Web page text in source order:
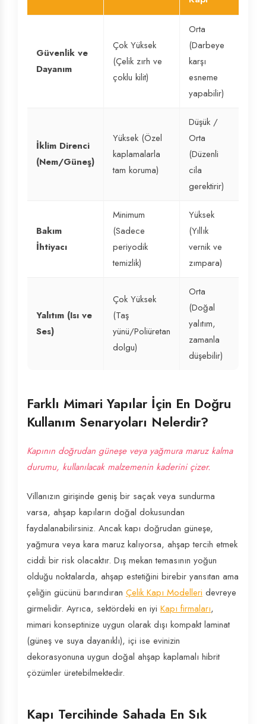
Güvenlik ve
Dayanım
Çok Yüksek
(Çelik zırh ve
çoklu kilit)
Orta
(Darbeye
karşı
esneme
yapabilir)
İklim Direnci
(Nem/Güneş)
Yüksek (Özel
kaplamalarla
tam koruma)
Düşük /
Orta
(Düzenli
cila
gerektirir)
Bakım
İhtiyacı
Minimum
(Sadece
periyodik
temizlik)
Yüksek
(Yıllık
vernik ve
zımpara)
Yalıtım (Isı ve
Ses)
Çok Yüksek
(Taş
yünü/Poliüretan
dolgu)
Orta
(Doğal
yalıtım,
zamanla
düşebilir)
Farklı Mimari Yapılar İçin En Doğru
Kullanım Senaryoları Nelerdir?
Kapının doğrudan güneşe veya yağmura maruz kalma
durumu, kullanılacak malzemenin kaderini çizer.
Villanızın girişinde geniş bir saçak veya sundurma
varsa, ahşap kapıların doğal dokusundan
faydalanabilirsiniz. Ancak kapı doğrudan güneşe,
yağmura veya kara maruz kalıyorsa, ahşap tercih etmek
ciddi bir risk olacaktır. Dış mekan temasının yoğun
olduğu noktalarda, ahşap estetiğini birebir yansıtan ama
çeliğin gücünü barındıran Çelik Kapı Modelleri devreye
girmelidir. Ayrıca, sektördeki en iyi Kapı firmaları,
mimari konseptinize uygun olarak dışı kompakt laminat
(güneş ve suya dayanıklı), içi ise evinizin
dekorasyonuna uygun doğal ahşap kaplamalı hibrit
çözümler üretebilmektedir.
Kapı Tercihinde Sahada En Sık